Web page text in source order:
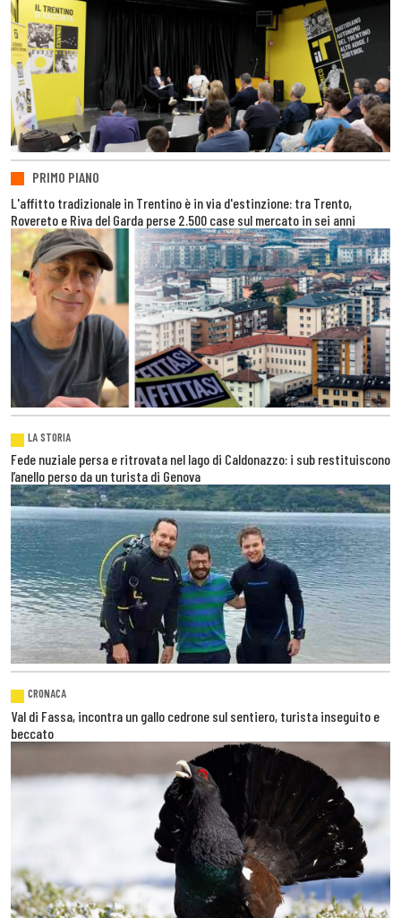
PRIMO PIANO
L'affitto tradizionale in Trentino è in via d'estinzione: tra Trento,
Rovereto e Riva del Garda perse 2.500 case sul mercato in sei anni
LA STORIA
Fede nuziale persa e ritrovata nel lago di Caldonazzo: i sub restituiscono
l’anello perso da un turista di Genova
CRONACA
Val di Fassa, incontra un gallo cedrone sul sentiero, turista inseguito e
beccato